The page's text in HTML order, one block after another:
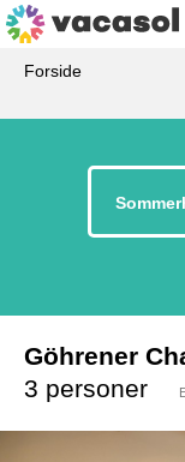
Forside
Göhrener
3 personer